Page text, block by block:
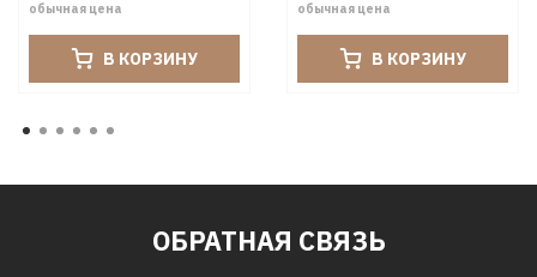
обычная цена
В КОРЗИНУ
обычная цена
В КОРЗИНУ
ОБРАТНАЯ СВЯЗЬ